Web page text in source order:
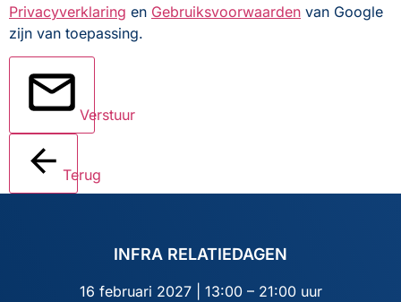
Privacyverklaring en Gebruiksvoorwaarden van Google
zijn van toepassing.
Verstuur
Terug
INFRA RELATIEDAGEN
16 februari 2027 | 13:00 – 21:00 uur